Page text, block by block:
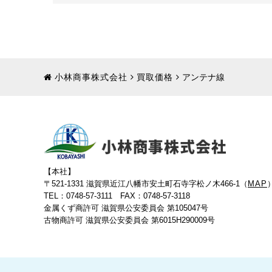
小林商事株式会社 買取価格 アンテナ線
【本社】
〒521-1331 滋賀県近江八幡市安土町石寺字松ノ木466-1（ MAP
TEL：0748-57-3111 FAX：0748-57-3118
金属くず商許可 滋賀県公安委員会 第105047号
古物商許可 滋賀県公安委員会 第6015H290009号